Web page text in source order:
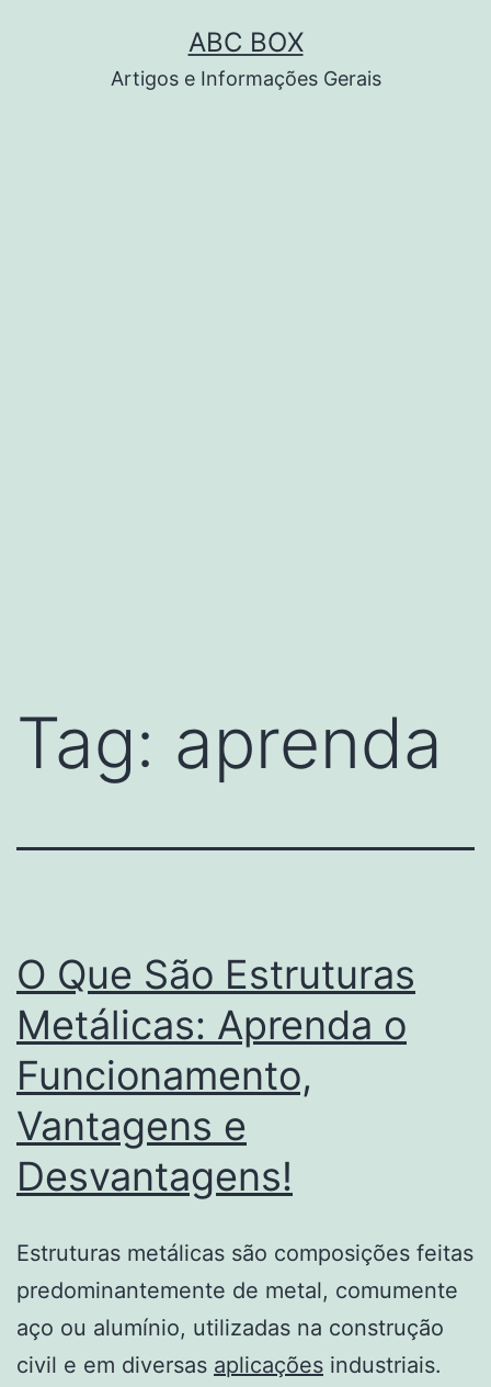
ABC BOX
Artigos e Informações Gerais
Tag: aprenda
O Que São Estruturas
Metálicas: Aprenda o
Funcionamento,
Vantagens e
Desvantagens!
Estruturas metálicas são composições feitas
predominantemente de metal, comumente
aço ou alumínio, utilizadas na construção
civil e em diversas aplicações industriais.